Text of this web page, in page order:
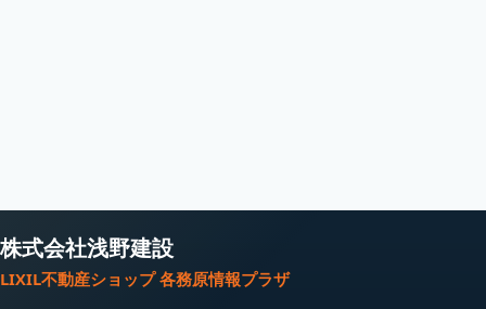
株式会社浅野建設
LIXIL不動産ショップ 各務原情報プラザ